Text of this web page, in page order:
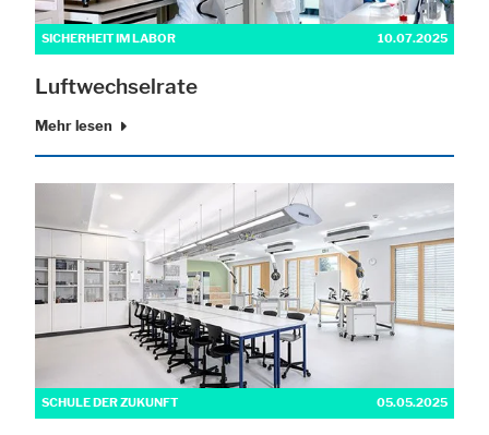
SICHERHEIT IM LABOR 10.07.2025
Luftwechselrate
Mehr lesen
SCHULE DER ZUKUNFT 05.05.2025